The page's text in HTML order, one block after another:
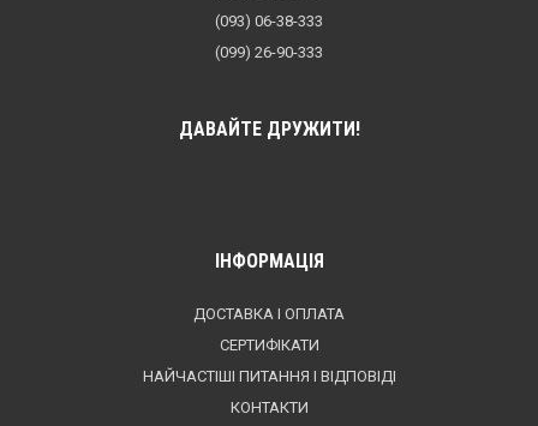
(093) 06-38-333
(099) 26-90-333
ДАВАЙТЕ ДРУЖИТИ!
ІНФОРМАЦІЯ
ДОСТАВКА І ОПЛАТА
СЕРТИФІКАТИ
НАЙЧАСТІШІ ПИТАННЯ І ВІДПОВІДІ
КОНТАКТИ